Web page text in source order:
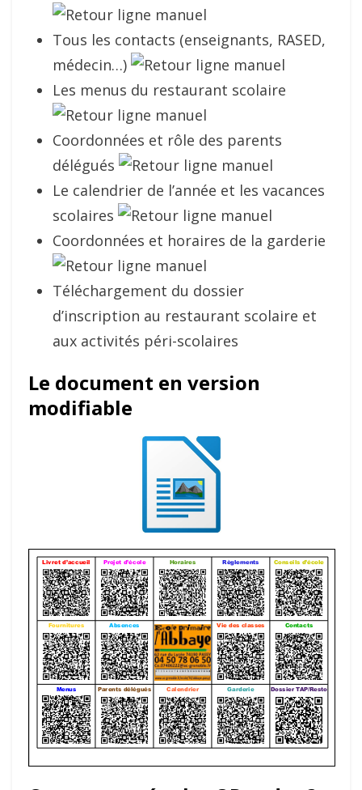
Tous les contacts (enseignants, RASED,
médecin…)
Les menus du restaurant scolaire
Coordonnées et rôle des parents
délégués
Le calendrier de l’année et les vacances
scolaires
Coordonnées et horaires de la garderie
Téléchargement du dossier
d’inscription au restaurant scolaire et
aux activités péri-scolaires
Le document en version
modifiable